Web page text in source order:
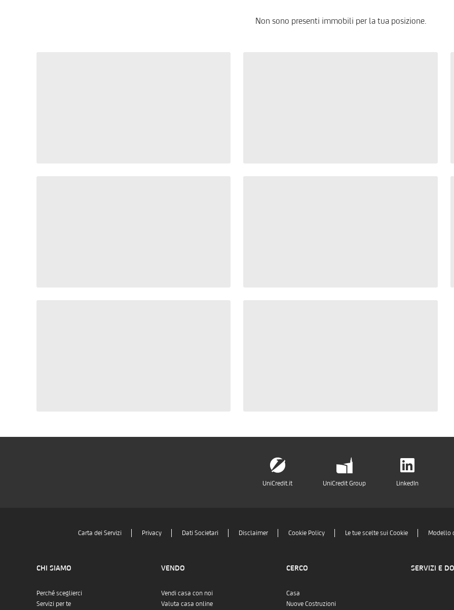
Non sono presenti immobili per la tua posizione.
UniCredit.it UniCredit Group LinkedIn
Carta dei Servizi Privacy Dati Societari Disclaimer Cookie Policy Le tue scelte sui Cookie Modello
CHI SIAMO
Perché sceglierci
Servizi per te
VENDO
Vendi casa con noi
Valuta casa online
CERCO
Casa
Nuove Costruzioni
SERVIZI E